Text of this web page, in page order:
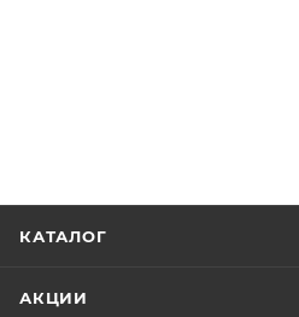
КАТАЛОГ
АКЦИИ